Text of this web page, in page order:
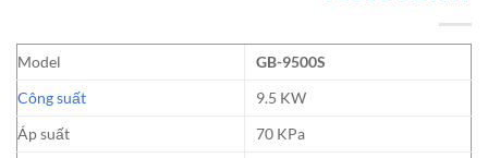
Model
GB-9500S
Công suất
9.5 KW
Áp suất
70 KPa